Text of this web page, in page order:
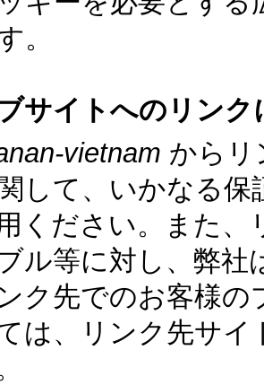
。
サイトへのリンク
vietnam からリ
して、いかなる
ください。また
ル等に対し、弊社
ク先でのお客様の
は、リンク先サ